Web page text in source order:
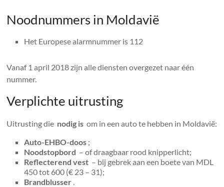
Noodnummers in Moldavië
Het Europese alarmnummer is 112
Vanaf 1 april 2018 zijn alle diensten overgezet naar één
nummer.
Verplichte uitrusting
Uitrusting die nodig is om in een auto te hebben in Moldavië:
Auto-EHBO-doos ;
Noodstopbord – of draagbaar rood knipperlicht;
Reflecterend vest – bij gebrek aan een boete van MDL
450 tot 600 (€ 23 – 31);
Brandblusser .